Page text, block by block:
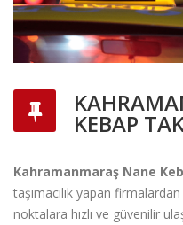
KEBAP
Kahramanmaraş Nane
taşımacılık yapan
noktalara hızlı ve güvenilir